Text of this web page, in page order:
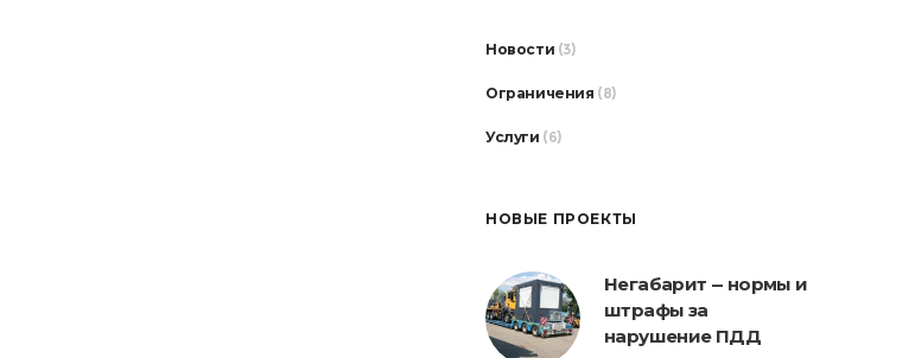
Новости (3)
Ограничения (8)
Услуги (6)
НОВЫЕ ПРОЕКТЫ
Негабарит — нормы и
штрафы за
нарушение ПДД